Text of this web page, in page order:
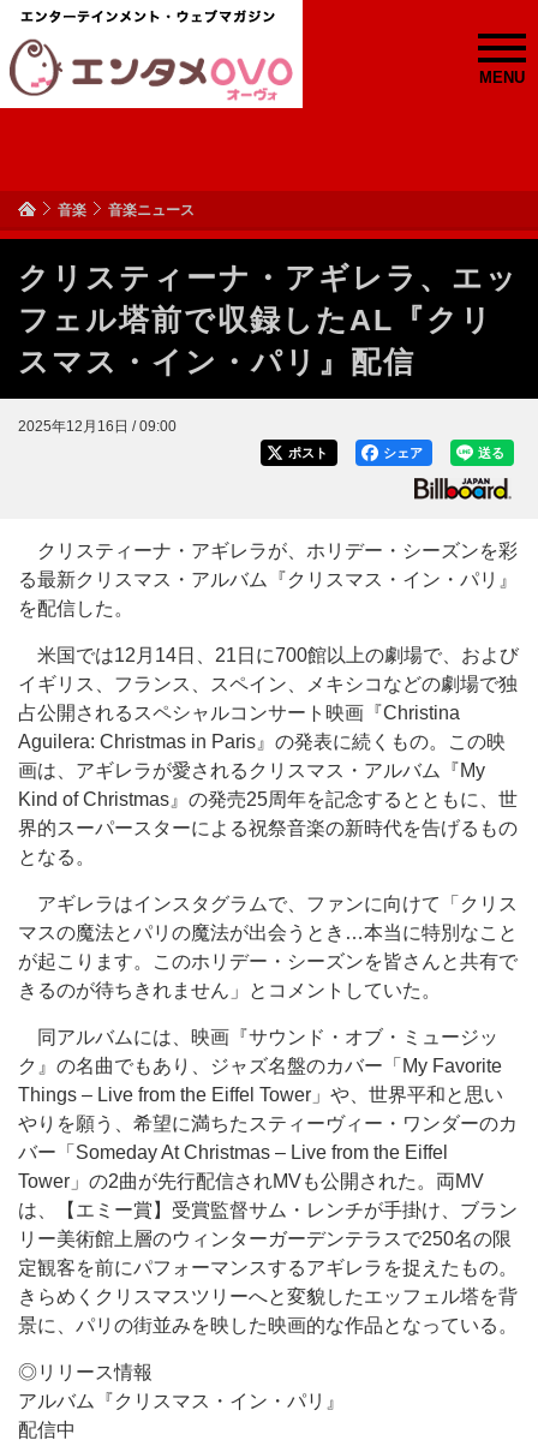
MENU
音楽 音楽ニュース
クリスティーナ・アギレラ、エッ
フェル塔前で収録したAL『クリ
スマス・イン・パリ』配信
2025年12月16日 / 09:00
送る
シェア
ポスト
クリスティーナ・アギレラが、ホリデー・シーズンを彩
る最新クリスマス・アルバム『クリスマス・イン・パリ』
を配信した。
米国では12月14日、21日に700館以上の劇場で、および
イギリス、フランス、スペイン、メキシコなどの劇場で独
占公開されるスペシャルコンサート映画『Christina
Aguilera: Christmas in Paris』の発表に続くもの。この映
画は、アギレラが愛されるクリスマス・アルバム『My
Kind of Christmas』の発売25周年を記念するとともに、世
界的スーパースターによる祝祭音楽の新時代を告げるもの
となる。
アギレラはインスタグラムで、ファンに向けて「クリス
マスの魔法とパリの魔法が出会うとき…本当に特別なこと
が起こります。このホリデー・シーズンを皆さんと共有で
きるのが待ちきれません」とコメントしていた。
同アルバムには、映画『サウンド・オブ・ミュージッ
ク』の名曲でもあり、ジャズ名盤のカバー「My Favorite
Things – Live from the Eiffel Tower」や、世界平和と思い
やりを願う、希望に満ちたスティーヴィー・ワンダーのカ
バー「Someday At Christmas – Live from the Eiffel
Tower」の2曲が先行配信されMVも公開された。両MV
は、【エミー賞】受賞監督サム・レンチが手掛け、ブラン
リー美術館上層のウィンターガーデンテラスで250名の限
定観客を前にパフォーマンスするアギレラを捉えたもの。
きらめくクリスマスツリーへと変貌したエッフェル塔を背
景に、パリの街並みを映した映画的な作品となっている。
◎リリース情報
アルバム『クリスマス・イン・パリ』
配信中